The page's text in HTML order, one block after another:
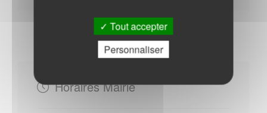
Horaires Mairie
Tout accepter
Personnaliser